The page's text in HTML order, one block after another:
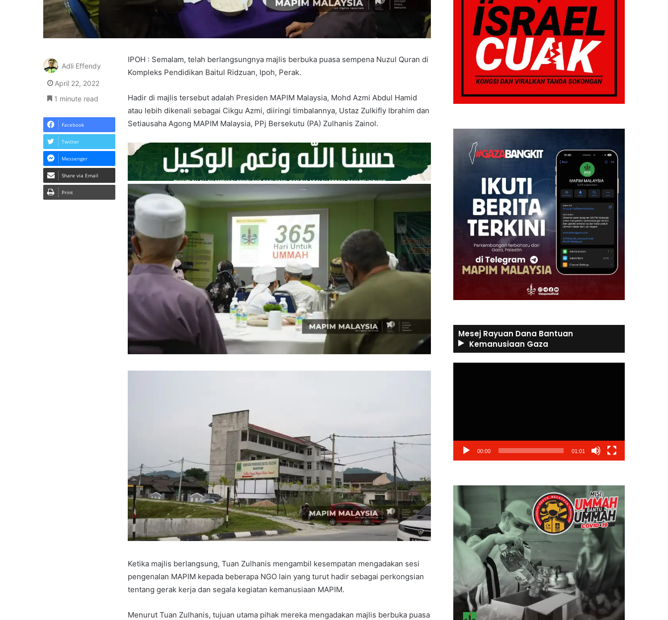
IPOH : Semalam, telah berlangsungnya majlis berbuka puasa sempena Nuzul Quran di
Kompleks Pendidikan Baitul Ridzuan, Ipoh, Perak.
Hadir di majlis tersebut adalah Presiden MAPIM Malaysia, Mohd Azmi Abdul Hamid
atau lebih dikenali sebagai Cikgu Azmi, diiringi timbalannya, Ustaz Zulkifly Ibrahim dan
Setiausaha Agong MAPIM Malaysia, PPj Bersekutu (PA) Zulhanis Zainol.
Ketika majlis berlangsung, Tuan Zulhanis mengambil kesempatan mengadakan sesi
pengenalan MAPIM kepada beberapa NGO lain yang turut hadir sebagai perkongsian
tentang gerak kerja dan segala kegiatan kemanusiaan MAPIM.
Menurut Tuan Zulhanis, tujuan utama pihak mereka mengadakan majlis berbuka puasa
Adli Effendy
April 22, 2022
1 minute read
Facebook
Twitter
Messenger
Share via Email
Print
Mesej Rayuan Dana Bantuan
Kemanusiaan Gaza
00:00 01:01